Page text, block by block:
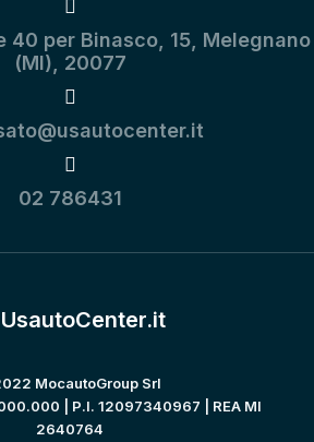
40 per Binasco, 15, Melegnano
(MI), 20077
02 786431
MocautoGroup Srl
| P.I. 12097340967 | REA MI
2640764